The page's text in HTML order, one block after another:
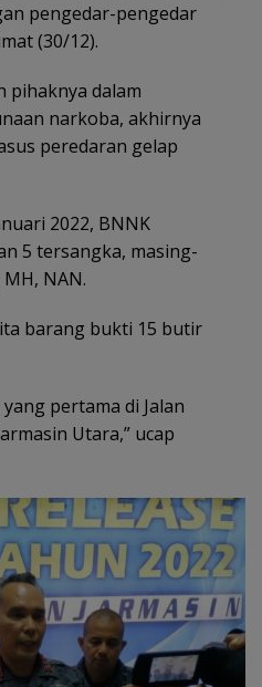
pengedar-pengedar
(30/12).
pihaknya dalam
narkoba, akhirnya
peredaran gelap
2022, BNNK
5 tersangka, masing-
MH, NAN.
barang bukti 15 butir
pertama di Jalan
Utara,” ucap